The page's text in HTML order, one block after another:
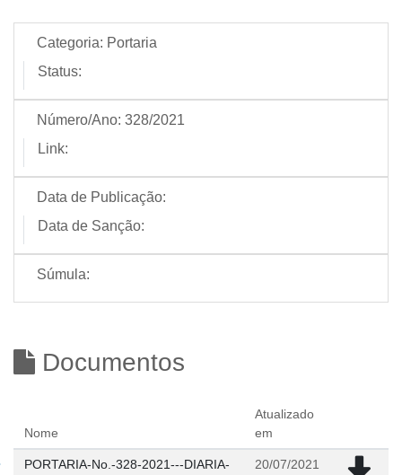
Categoria: Portaria
Status:
Número/Ano: 328/2021
Link:
Data de Publicação:
Data de Sanção:
Súmula:
Documentos
Nome
Atualizado
em
PORTARIA-No.-328-2021---DIARIA-
20/07/2021